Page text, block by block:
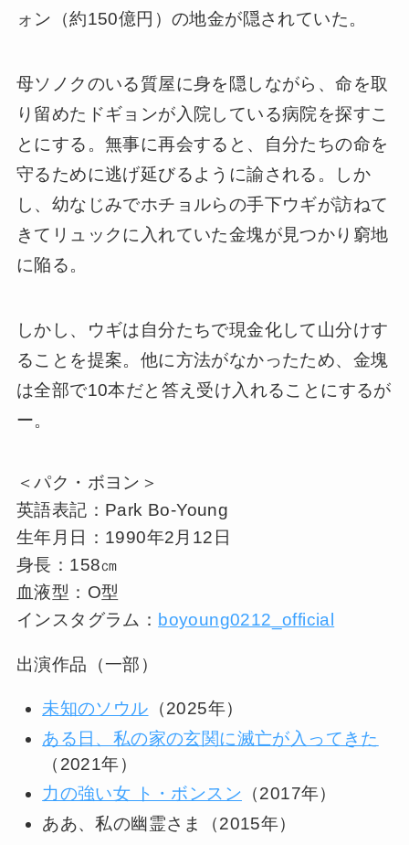
ォン（約150億円）の地金が隠されていた。
母ソノクのいる質屋に身を隠しながら、命を取
り留めたドギョンが入院している病院を探すこ
とにする。無事に再会すると、自分たちの命を
守るために逃げ延びるように諭される。しか
し、幼なじみでホチョルらの手下ウギが訪ねて
きてリュックに入れていた金塊が見つかり窮地
に陥る。
しかし、ウギは自分たちで現金化して山分けす
ることを提案。他に方法がなかったため、金塊
は全部で10本だと答え受け入れることにするが
ー。
＜パク・ボヨン＞
英語表記：Park Bo-Young
生年月日：1990年2月12日
身長：158㎝
血液型：O型
インスタグラム： boyoung0212_official
出演作品（一部）
未知のソウル （2025年）
ある日、私の家の玄関に滅亡が入ってきた
（2021年）
力の強い女 ト・ボンスン （2017年）
ああ、私の幽霊さま（2015年）